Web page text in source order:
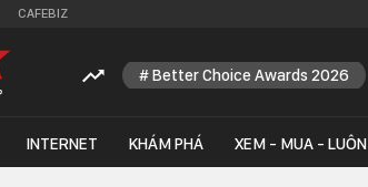
CAFEBIZ
Better Choice Awards 2026
INTERNET KHÁM PHÁ XEM - MUA - LUÔN